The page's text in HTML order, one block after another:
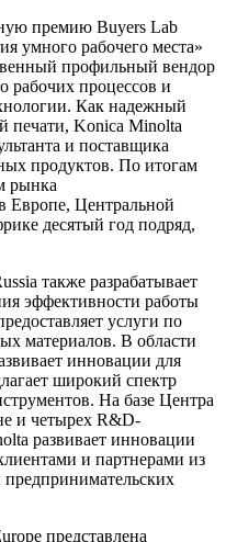
премию Buyers Lab
умного рабочего места»
профильный вендор
рабочих процессов и
Как надежный
печати, Konica Minolta
и поставщика
продуктов. По итогам
рынка
Европе, Центральной
десятый год подряд,
также разрабатывает
эффективности работы
услуги по
материалов. В области
инновации для
широкий спектр
На базе Центра
и четырех R&D-
развивает инновации
и партнерами из
представлена